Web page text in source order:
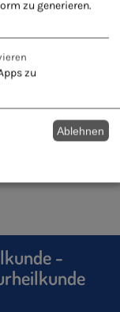
-
zu generieren.
zu
Ablehnen